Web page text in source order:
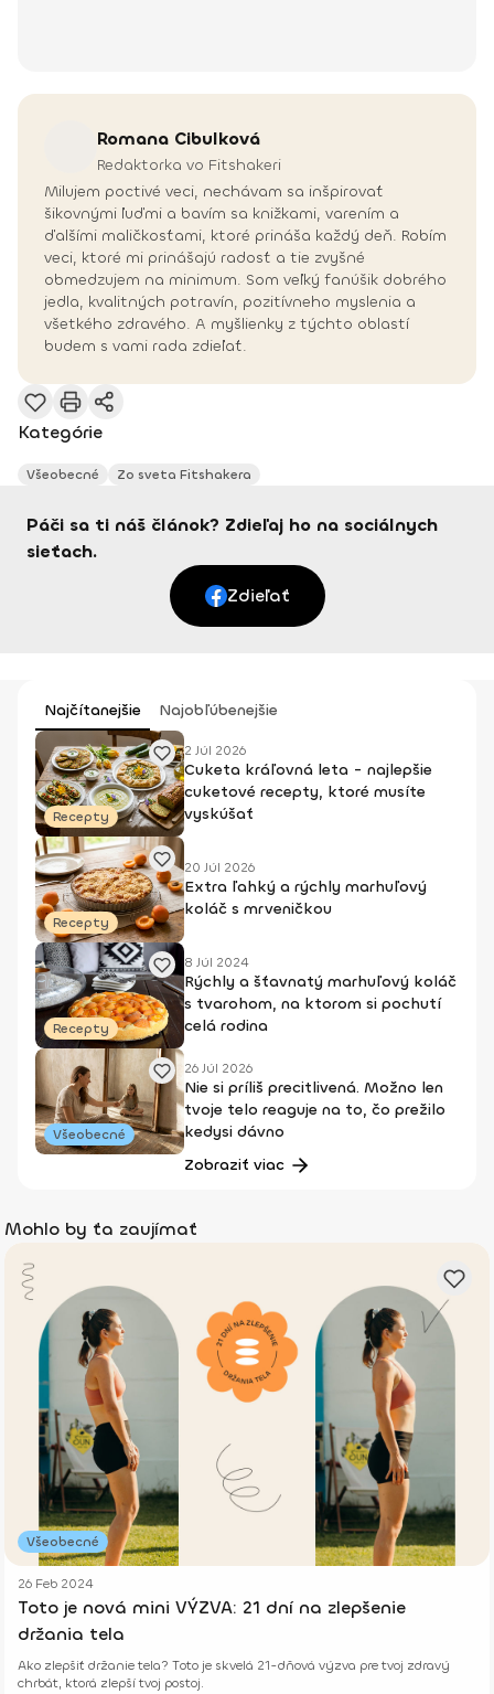
Romana Cibulková
Redaktorka vo Fitshakeri
Milujem poctivé veci, nechávam sa inšpirovať
šikovnými ľuďmi a bavím sa knižkami, varením a
ďalšími maličkosťami, ktoré prináša každý deň. Robím
veci, ktoré mi prinášajú radosť a tie zvyšné
obmedzujem na minimum. Som veľký fanúšik dobrého
jedla, kvalitných potravín, pozitívneho myslenia a
všetkého zdravého. A myšlienky z týchto oblastí
budem s vami rada zdieľať.
Kategórie
Všeobecné Zo sveta Fitshakera
Páči sa ti náš článok? Zdieľaj ho na sociálnych
sieťach.
Zdieľať
Najčítanejšie Najobľúbenejšie
Recepty
2 Júl 2026
Cuketa kráľovná leta - najlepšie
cuketové recepty, ktoré musíte
vyskúšať
Recepty
20 Júl 2026
Extra ľahký a rýchly marhuľový
koláč s mrveničkou
Recepty
8 Júl 2024
Rýchly a šťavnatý marhuľový koláč
s tvarohom, na ktorom si pochutí
celá rodina
Všeobecné
26 Júl 2026
Nie si príliš precitlivená. Možno len
tvoje telo reaguje na to, čo prežilo
kedysi dávno
Zobraziť viac
Mohlo by ťa zaujímať
Všeobecné
26 Feb 2024
Toto je nová mini VÝZVA: 21 dní na zlepšenie
držania tela
Ako zlepšiť držanie tela? Toto je skvelá 21-dňová výzva pre tvoj zdravý
chrbát, ktorá zlepší tvoj postoj.